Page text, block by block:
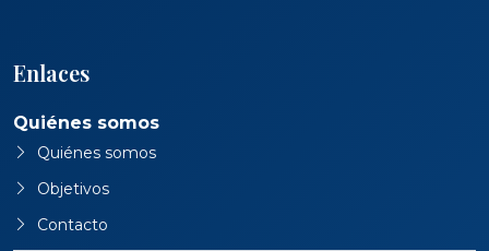
Enlaces
Quiénes somos
Quiénes somos
Objetivos
Contacto